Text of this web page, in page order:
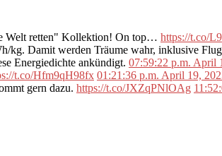
Welt retten" Kollektion! On top… https://t.co/
kg. Damit werden Träume wahr, inklusive
Energiedichte ankündigt. 07:59:22 p.m. April
t.co/Hfm9qH98fx 01:21:36 p.m. April 19,
gern dazu. https://t.co/JXZqPNlOAg